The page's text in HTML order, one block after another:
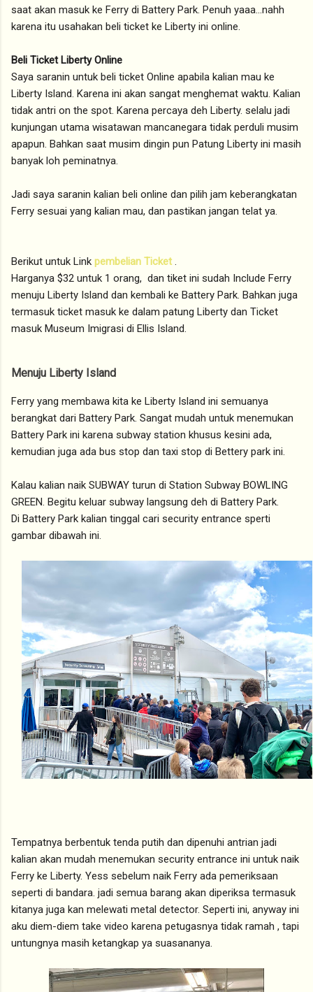
saat akan masuk ke Ferry di Battery Park. Penuh yaaa...nahh
karena itu usahakan beli ticket ke Liberty ini online.
Beli Ticket Liberty Online
Saya saranin untuk beli ticket Online apabila kalian mau ke
Liberty Island. Karena ini akan sangat menghemat waktu. Kalian
tidak antri on the spot. Karena percaya deh Liberty. selalu jadi
kunjungan utama wisatawan mancanegara tidak perduli musim
apapun. Bahkan saat musim dingin pun Patung Liberty ini masih
banyak loh peminatnya.
Jadi saya saranin kalian beli online dan pilih jam keberangkatan
Ferry sesuai yang kalian mau, dan pastikan jangan telat ya.
Berikut untuk Link pembelian Ticket.
Harganya $32 untuk 1 orang, dan tiket ini sudah Include Ferry
menuju Liberty Island dan kembali ke Battery Park. Bahkan juga
termasuk ticket masuk ke dalam patung Liberty dan Ticket
masuk Museum Imigrasi di Ellis Island.
Menuju Liberty Island
Ferry yang membawa kita ke Liberty Island ini semuanya
berangkat dari Battery Park. Sangat mudah untuk menemukan
Battery Park ini karena subway station khusus kesini ada,
kemudian juga ada bus stop dan taxi stop di Bettery park ini.
Kalau kalian naik SUBWAY turun di Station Subway BOWLING
GREEN. Begitu keluar subway langsung deh di Battery Park.
Di Battery Park kalian tinggal cari security entrance sperti
gambar dibawah ini.
Tempatnya berbentuk tenda putih dan dipenuhi antrian jadi
kalian akan mudah menemukan security entrance ini untuk naik
Ferry ke Liberty. Yess sebelum naik Ferry ada pemeriksaan
seperti di bandara. jadi semua barang akan diperiksa termasuk
kitanya juga kan melewati metal detector. Seperti ini, anyway ini
aku diem-diem take video karena petugasnya tidak ramah , tapi
untungnya masih ketangkap ya suasananya.